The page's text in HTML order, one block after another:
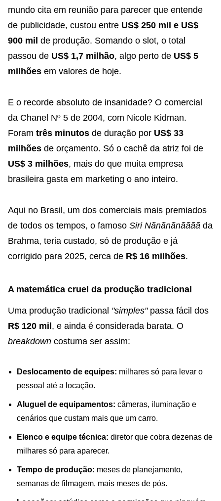
mundo cita em reunião para parecer que entende
de publicidade, custou entre US$ 250 mil e US$
900 mil de produção. Somando o slot, o total
passou de US$ 1,7 milhão, algo perto de US$ 5
milhões em valores de hoje.
E o recorde absoluto de insanidade? O comercial
da Chanel Nº 5 de 2004, com Nicole Kidman.
Foram três minutos de duração por US$ 33
milhões de orçamento. Só o cachê da atriz foi de
US$ 3 milhões, mais do que muita empresa
brasileira gasta em marketing o ano inteiro.
Aqui no Brasil, um dos comerciais mais premiados
de todos os tempos, o famoso Siri Nãnãnãnãããã da
Brahma, teria custado, só de produção e já
corrigido para 2025, cerca de R$ 16 milhões.
A matemática cruel da produção tradicional
Uma produção tradicional "simples"passa fácil dos
R$ 120 mil, e ainda é considerada barata. O
breakdown costuma ser assim:
Deslocamento de equipes: milhares só para levar o
pessoal até a locação.
Aluguel de equipamentos: câmeras, iluminação e
cenários que custam mais que um carro.
Elenco e equipe técnica: diretor que cobra dezenas de
milhares só para aparecer.
Tempo de produção: meses de planejamento,
semanas de filmagem, mais meses de pós.